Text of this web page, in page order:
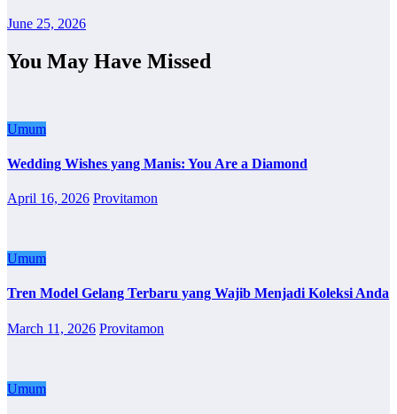
June 25, 2026
You May Have Missed
Umum
Wedding Wishes yang Manis: You Are a Diamond
April 16, 2026 Provitamon
Umum
Tren Model Gelang Terbaru yang Wajib Menjadi Koleksi Anda
March 11, 2026 Provitamon
Umum